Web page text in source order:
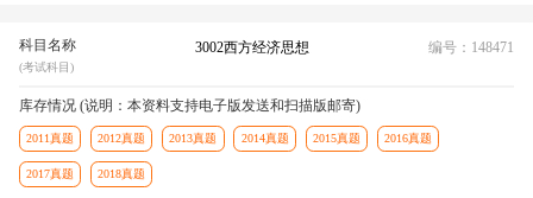
科目名称
(考试科目)
3002西方经济思想 编号：148471
库存情况 (说明：本资料支持电子版发送和扫描版邮寄)
2011真题 2012真题 2013真题 2014真题 2015真题 2016真题
2017真题 2018真题